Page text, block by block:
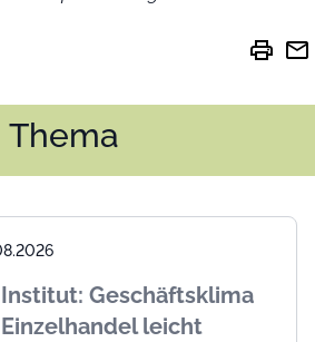
print mail
Geschäftsklima
leicht